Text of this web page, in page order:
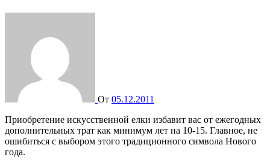
От 05.12.2011
Приобретение искусственной елки избавит вас от ежегодных
дополнительных трат как минимум лет на 10-15. Главное, не
ошибиться с выбором этого традиционного символа Нового
года.